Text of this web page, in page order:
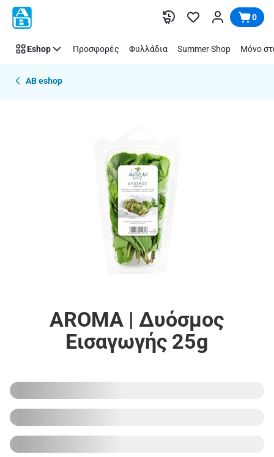
Παράλειψη 0
Eshop Προσφορές Φυλλάδια Summer Shop Μόνο
AB eshop
AROMA | Δυόσμος
Εισαγωγής 25g